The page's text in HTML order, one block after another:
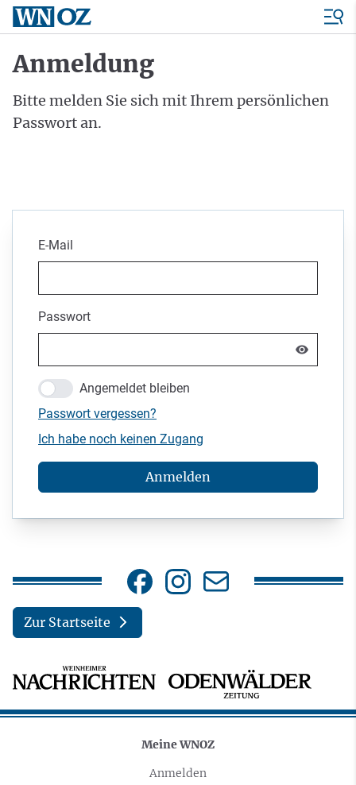
Anmeldung
Bitte melden Sie sich mit Ihrem persönlichen
Passwort an.
E-Mail
Passwort
Angemeldet bleiben
Passwort vergessen?
Ich habe noch keinen Zugang
Anmelden
Zur Startseite
Meine WNOZ
Anmelden